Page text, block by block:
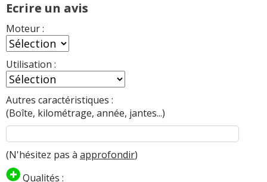
Ecrire un avis
Moteur :
Utilisation :
Autres caractéristiques :
(Boîte, kilométrage, année, jantes...)
(N'hésitez pas à approfondir)
Qualités :